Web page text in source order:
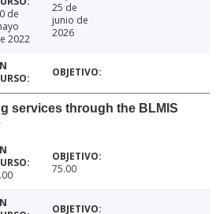
de
2022
25 de
junio de
2026
services through the BLMIS
75.00